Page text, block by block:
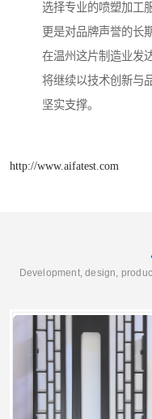
选择专业的喷塑加工
更是对品牌声誉的长
在温州这片制造业发
将继续以技术创新与
坚实支撑。
http://www.aifatest.com
Development, design,